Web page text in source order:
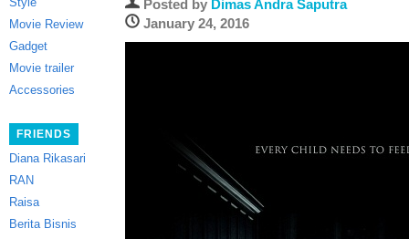
Movie Review
Gadget
Movie trailer
Accessories
FRIENDS
Diana Rikasari
RAN
Raisa
Berita Bisnis
Posted by Dimas Andra Saputra
January 24, 2016